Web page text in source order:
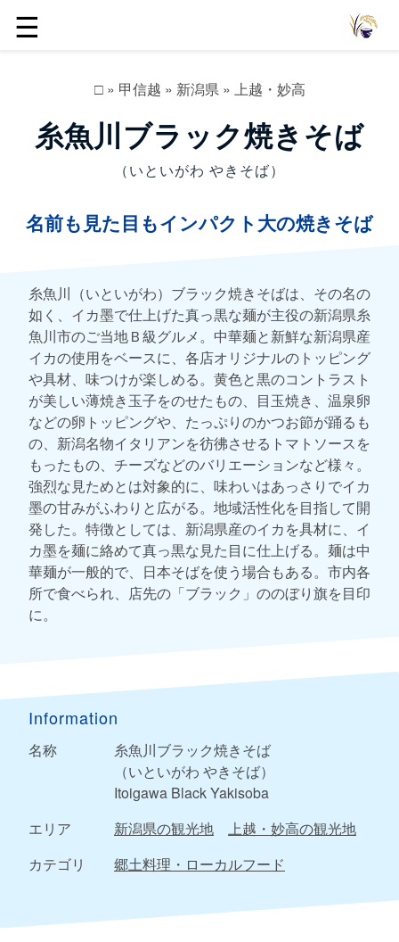
☰
□» 甲信越 » 新潟県» 上越・妙高
糸魚川ブラック焼きそば
（いといがわ やきそば）
名前も見た目もインパクト大の焼きそば
糸魚川（いといがわ）ブラック焼きそばは、その名の
如く、イカ墨で仕上げた真っ黒な麺が主役の新潟県糸
魚川市のご当地Ｂ級グルメ。中華麺と新鮮な新潟県産
イカの使用をベースに、各店オリジナルのトッピング
や具材、味つけが楽しめる。黄色と黒のコントラスト
が美しい薄焼き玉子をのせたもの、目玉焼き、温泉卵
などの卵トッピングや、たっぷりのかつお節が踊るも
の、新潟名物イタリアンを彷彿させるトマトソースを
もったもの、チーズなどのバリエーションなど様々。
強烈な見ためとは対象的に、味わいはあっさりでイカ
墨の甘みがふわりと広がる。地域活性化を目指して開
発した。特徴としては、新潟県産のイカを具材に、イ
カ墨を麺に絡めて真っ黒な見た目に仕上げる。麺は中
華麺が一般的で、日本そばを使う場合もある。市内各
所で食べられ、店先の「ブラック」ののぼり旗を目印
に。
Information
名称
糸魚川ブラック焼きそば
（いといがわ やきそば）
Itoigawa Black Yakisoba
エリア
新潟県の観光地
上越・妙高の観光地
カテゴリ
郷土料理・ローカルフード